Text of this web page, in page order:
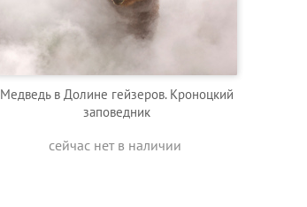
Медведь в Долине гейзеров. Кроноцкий
заповедник
сейчас нет в наличии